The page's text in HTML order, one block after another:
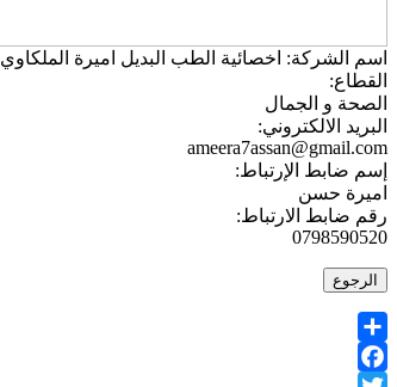
اسم الشركة: اخصائية الطب البديل اميرة الملكاوي
القطاع:
الصحة و الجمال
البريد الالكتروني:
ameera7assan@gmail.com
إسم ضابط الإرتباط:
اميرة حسن
رقم ضابط الارتباط:
0798590520
الرجوع
Share